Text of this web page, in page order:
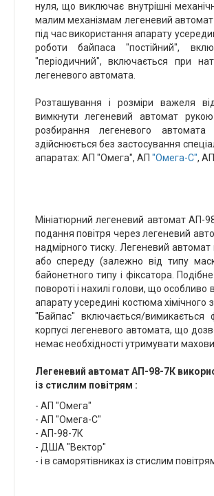
нуля, що виключає внутрішні
малим механізмам легеневий автомат
під час використання апарату
роботи байпаса "постійний",
"періодичний", включається при
легеневого автомата.
Розташування і розміри важеля
вимкнути легеневий автомат
розбирання легеневого
здійснюється без застосування
апаратах: АП "Омега", АП "Омега-С",
Мініатюрний легеневий автомат АП-
подання повітря через легеневий
надмірного тиску. Легеневий
або спереду (залежно від типу
байонетного типу і фіксатора.
повороті і нахилі голови, що
апарату усередині костюма хімічного
"Байпас" включається/
корпусі легеневого автомата, що
немає необхідності утримувати
Легеневий автомат АП-98-7К
із стислим повітрям :
- АП "Омега"
- АП "Омега-С"
- АП-98-7К
- ДША "Вектор"
- і в саморятівниках із стислим